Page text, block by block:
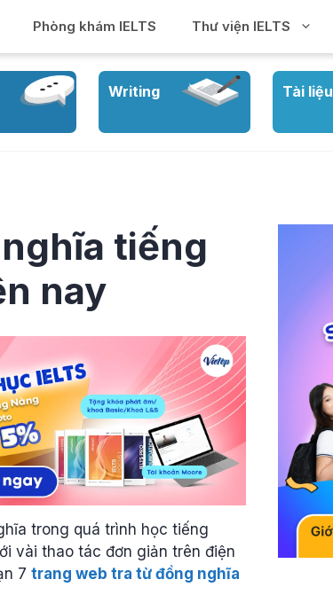
Phòng khám IELTS Thư viện IELTS
Writing Tài liệu
tiếng
nay
trong quá trình học tiếng
vài thao tác đơn giản trên điện
7 trang web tra từ đồng nghĩa